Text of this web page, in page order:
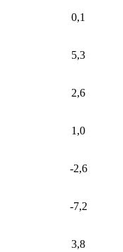
0,1
5,3
2,6
1,0
-2,6
-7,2
3,8